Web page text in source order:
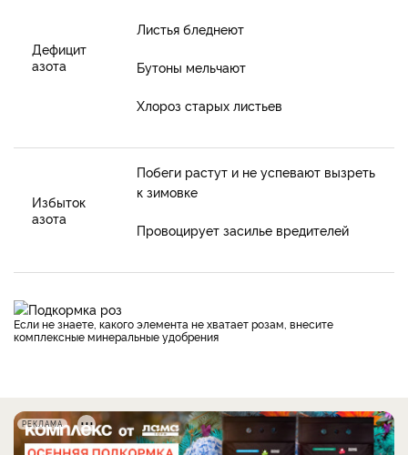
Дефицит
азота
Листья бледнеют
Бутоны мельчают
Хлороз старых листьев
Избыток
азота
Побеги растут и не успевают вызреть
к зимовке
Провоцирует засилье вредителей
Если не знаете, какого элемента не хватает розам, внесите
комплексные минеральные удобрения
РЕКЛАМА